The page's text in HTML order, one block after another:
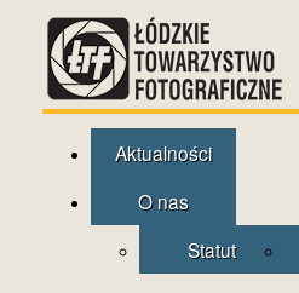
Aktualności
O nas
Statut